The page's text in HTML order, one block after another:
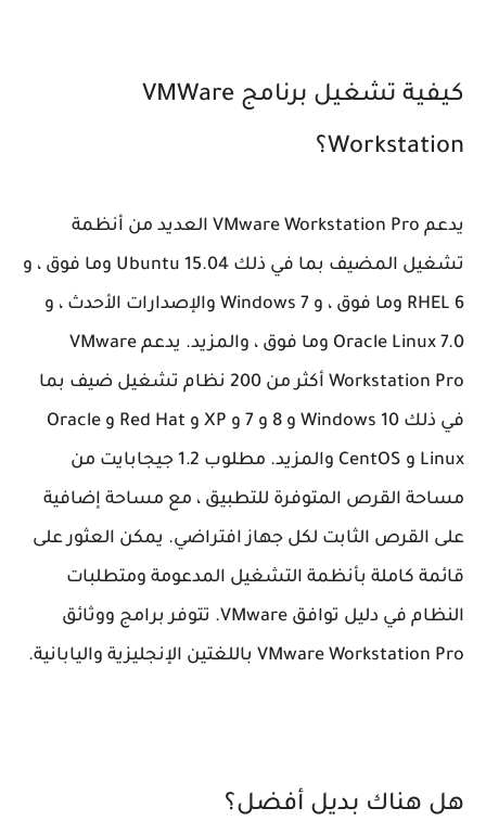
كيفية تشغيل برنامج VMWare
Workstation؟
يدعم VMware Workstation Pro العديد من أنظمة
تشغيل المضيف بما في ذلك Ubuntu 15.04 وما فوق ، و
RHEL 6 وما فوق ، و Windows 7 والإصدارات الأحدث ، و
Oracle Linux 7.0 وما فوق ، والمزيد. يدعم VMware
Workstation Pro أكثر من 200 نظام تشغيل ضيف بما
في ذلك Windows 10 و 8 و 7 و XP و Red Hat و Oracle
Linux و CentOS والمزيد. مطلوب 1.2 جيجابايت من
مساحة القرص المتوفرة للتطبيق ، مع مساحة إضافية
على القرص الثابت لكل جهاز افتراضي. يمكن العثور على
قائمة كاملة بأنظمة التشغيل المدعومة ومتطلبات
النظام في دليل توافق VMware. تتوفر برامج ووثائق
VMware Workstation Pro باللغتين الإنجليزية واليابانية.
هل هناك بديل أفضل؟